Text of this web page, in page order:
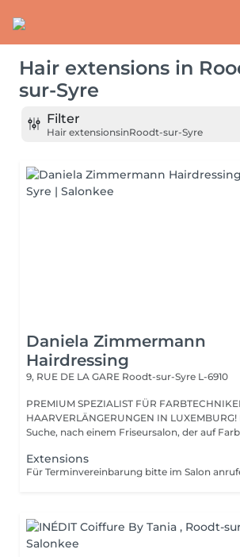
Hair extensions in
sur-Syre
Filter
Hair extensionsinRoodt-sur-Syre
Daniela Zimmermann
Hairdressing
9, RUE DE LA GARE Roodt-sur-Syre L-6910
PREMIUM SPEZIALIST FÜR
HAARVERLÄNGERUNGEN IN
Suche,
Extensions